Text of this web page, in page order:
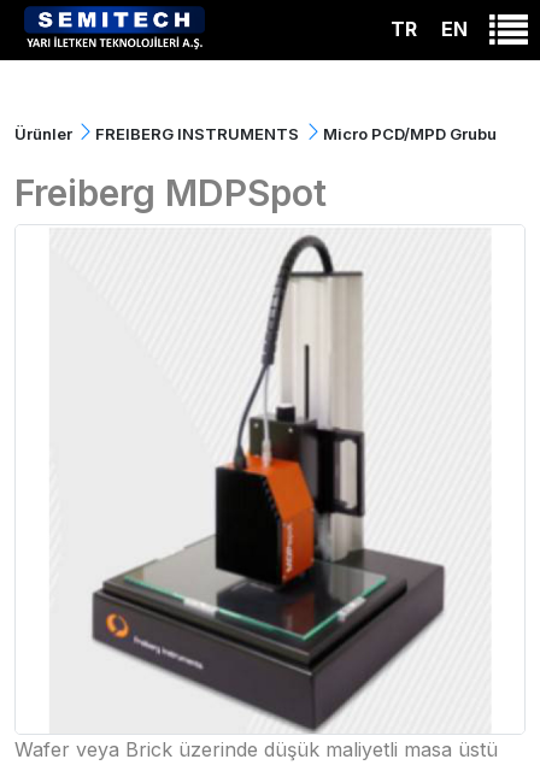
TR EN
Ürünler FREIBERG INSTRUMENTS Micro PCD/MPD Grubu
Freiberg MDPSpot
Wafer veya Brick üzerinde düşük maliyetli masa üstü